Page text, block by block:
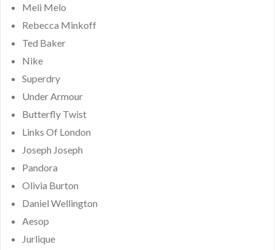
Meli Melo
Rebecca Minkoff
Ted Baker
Nike
Superdry
Under Armour
Butterfly Twist
Links Of London
Joseph Joseph
Pandora
Olivia Burton
Daniel Wellington
Aesop
Jurlique